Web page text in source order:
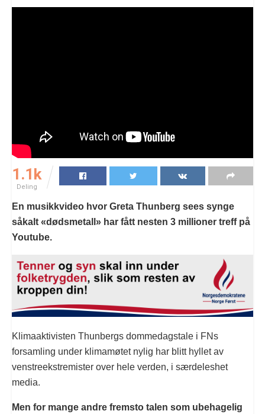
1.1k
Deling
En musikkvideo hvor Greta Thunberg sees synge
såkalt «dødsmetall» har fått nesten 3 millioner treff på
Youtube.
Klimaaktivisten Thunbergs dommedagstale i FNs
forsamling under klimamøtet nylig har blitt hyllet av
venstreekstremister over hele verden, i særdeleshet
media.
Men for mange andre fremsto talen som ubehagelig